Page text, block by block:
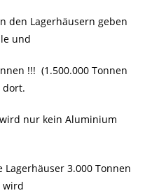
den Lagerhäusern geben
und
!!! (1.500.000 Tonnen
dort.
nur kein Aluminium
Lagerhäuser 3.000 Tonnen
wird